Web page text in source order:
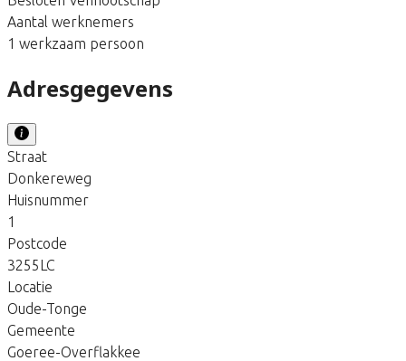
Aantal werknemers
1 werkzaam persoon
Adresgegevens
Straat
Donkereweg
Huisnummer
1
Postcode
3255LC
Locatie
Oude-Tonge
Gemeente
Goeree-Overflakkee